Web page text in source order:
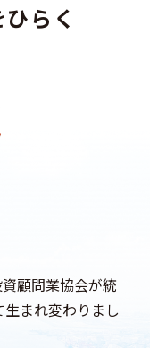
らく
顧問業協会が統
まれ変わりまし